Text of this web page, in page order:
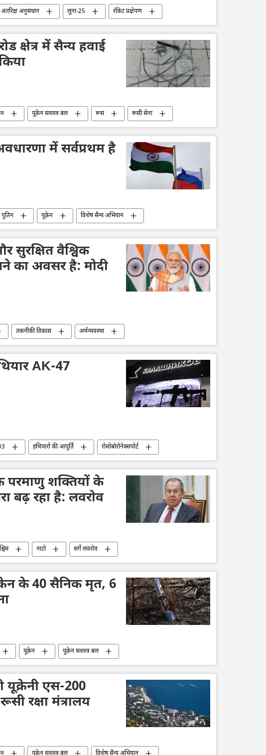
अंतरिक्ष अनुसंधान लूना-25
रॉकेट प्रक्षेपण
विकास रूस का विकास
क्षेत्र में सैन्य हवाई
यूक्रेन सशस्त्र बल रूस
रूसी सेना
सुरक्षा रक्षा मंत्रालय (MoD)
में सर्वप्रथम है
पुतिन यूक्रेन
विशेष सैन्य अभियान
भारत-रूस संबंध
रूस का विकास
सुरक्षित वैश्विक
का अवसर है: मोदी
तकनीकी विकास
अर्थव्यवस्था
AK-47
हथियारों की आपूर्ति
रोसोबोरोनेक्सपोर्ट
परमाणु शक्तियों के
बढ़ रहा है: लवरोव
नाटो
सर्गे लवरोव
परमाणु हथियार परमाणु ऊर्जा राष्ट्रीय सुरक्षा
के 40 सैनिक मृत, 6
यूक्रेन
यूक्रेन सशस्त्र बल
सुरक्षा ड्रोन ड्रोन हमला
यूक्रेनी एस-200
रक्षा मंत्रालय